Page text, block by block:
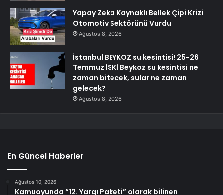
Yapay Zeka Kaynaklı Bellek Çipi Krizi
Otomotiv Sektörünü Vurdu
Ağustos 8, 2026
İstanbul BEYKOZ su kesintisi! 25-26
Temmuz İSKİ Beykoz su kesintisi ne
zaman bitecek, sular ne zaman
gelecek?
Ağustos 8, 2026
En Güncel Haberler
Ağustos 10, 2026
Kamuoyunda “12. Yargı Paketi” olarak bilinen